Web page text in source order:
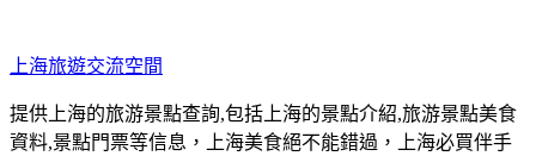
至
主
要
內
上海旅遊交流空間
提供上海的旅游景點查詢,包括上海的景點介紹,旅游景點美食
資料,景點門票等信息，上海美食絕不能錯過，上海必買伴手